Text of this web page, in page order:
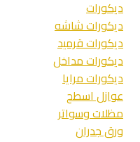
ديكورات
ديكورات شاشه
ديكورات قرميد
ديكورات مداخل
ديكورات مرايا
عوازل اسطح
مظلات وسواتر
ورق جدران